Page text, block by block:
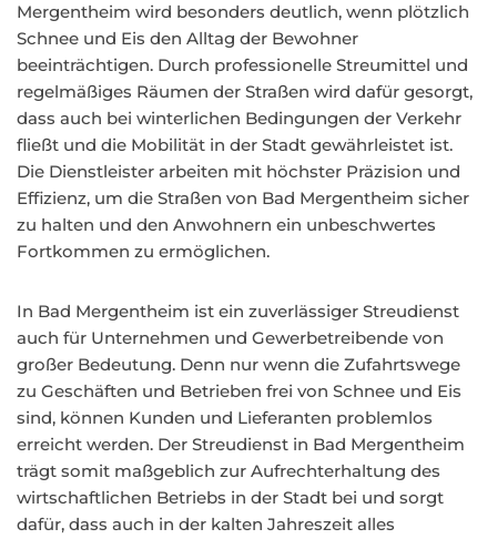
Mergentheim wird besonders deutlich, wenn plötzlich
Schnee und Eis den Alltag der Bewohner
beeinträchtigen. Durch professionelle Streumittel und
regelmäßiges Räumen der Straßen wird dafür gesorgt,
dass auch bei winterlichen Bedingungen der Verkehr
fließt und die Mobilität in der Stadt gewährleistet ist.
Die Dienstleister arbeiten mit höchster Präzision und
Effizienz, um die Straßen von Bad Mergentheim sicher
zu halten und den Anwohnern ein unbeschwertes
Fortkommen zu ermöglichen.
In Bad Mergentheim ist ein zuverlässiger Streudienst
auch für Unternehmen und Gewerbetreibende von
großer Bedeutung. Denn nur wenn die Zufahrtswege
zu Geschäften und Betrieben frei von Schnee und Eis
sind, können Kunden und Lieferanten problemlos
erreicht werden. Der Streudienst in Bad Mergentheim
trägt somit maßgeblich zur Aufrechterhaltung des
wirtschaftlichen Betriebs in der Stadt bei und sorgt
dafür, dass auch in der kalten Jahreszeit alles